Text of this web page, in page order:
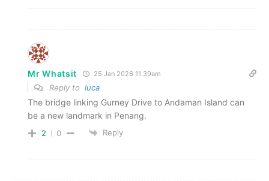
Mr Whatsit 25 Jan 2026 11.39am
Reply to luca
The bridge linking Gurney Drive to Andaman Island can
be a new landmark in Penang.
2 0 Reply